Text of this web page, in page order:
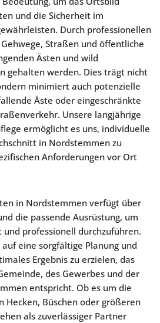
und die Sicherheit im
Durch professionellen
Straßen und öffentliche
Ästen und wild
gehalten werden. Dies trägt nicht
minimiert auch potenzielle
Äste oder eingeschränkte
Unsere langjährige
ermöglicht es uns, individuelle
in Nordstemmen zu
Anforderungen vor Ort
in Nordstemmen verfügt über
die passende Ausrüstung, um
professionell durchzuführen.
eine sorgfältige Planung und
Ergebnis zu erzielen, das
des Gewerbes und der
entspricht. Ob es um die
Hecken, Büschen oder größeren
als zuverlässiger Partner